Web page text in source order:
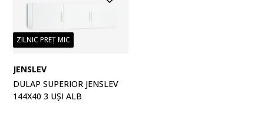
ZILNIC PREȚ MIC
JENSLEV
DULAP SUPERIOR JENSLEV
144X40 3 UȘI ALB